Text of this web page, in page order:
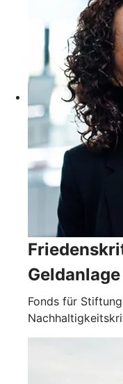
Geldanlage
Fonds für